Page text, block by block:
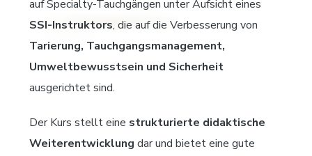
auf Specialty-Tauchgängen unter Aufsicht eines
SSI-Instruktors, die auf die Verbesserung von
Tarierung, Tauchgangsmanagement,
Umweltbewusstsein und Sicherheit
ausgerichtet sind.
Der Kurs stellt eine strukturierte didaktische
Weiterentwicklung dar und bietet eine gute